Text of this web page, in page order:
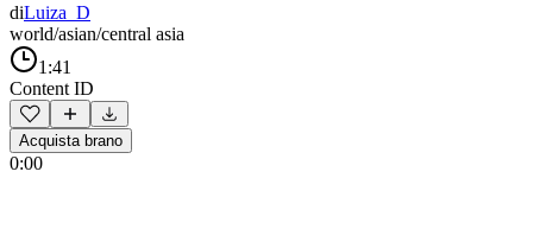
diLuiza_D
world/asian/central asia
1:41
Content ID
Acquista brano
0:00